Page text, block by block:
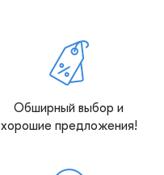
Обширный выбор и
хорошие предложения!